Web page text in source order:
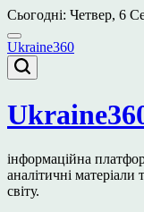
Перейти
до
вмісту
Сьогодні: Четвер, 6
Ukraine360
інформаційна
аналітичні матеріали
світу.